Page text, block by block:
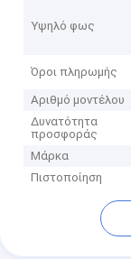
Υψηλό φως
Όροι πληρωμής
Αριθμό μοντέλου
Δυνατότητα
προσφοράς
Μάρκα
Πιστοποίηση